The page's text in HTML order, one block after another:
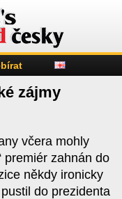
zájmy
včera mohly
premiér zahnán do
někdy ironicky
do prezidenta